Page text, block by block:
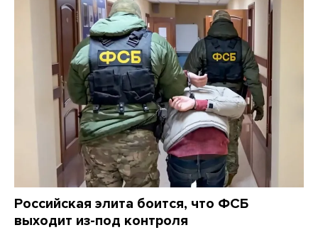
Российская элита боится, что ФСБ
выходит из-под контроля